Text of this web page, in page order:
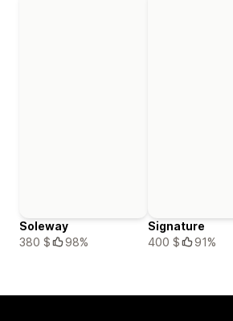
Soleway
380 $
98%
Signature
400 $
91%